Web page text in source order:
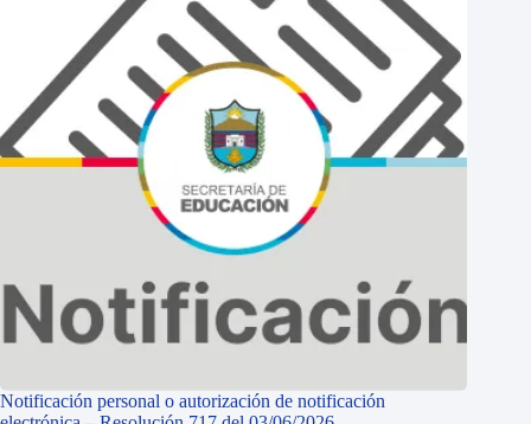
Notificación personal o autorización de notificación